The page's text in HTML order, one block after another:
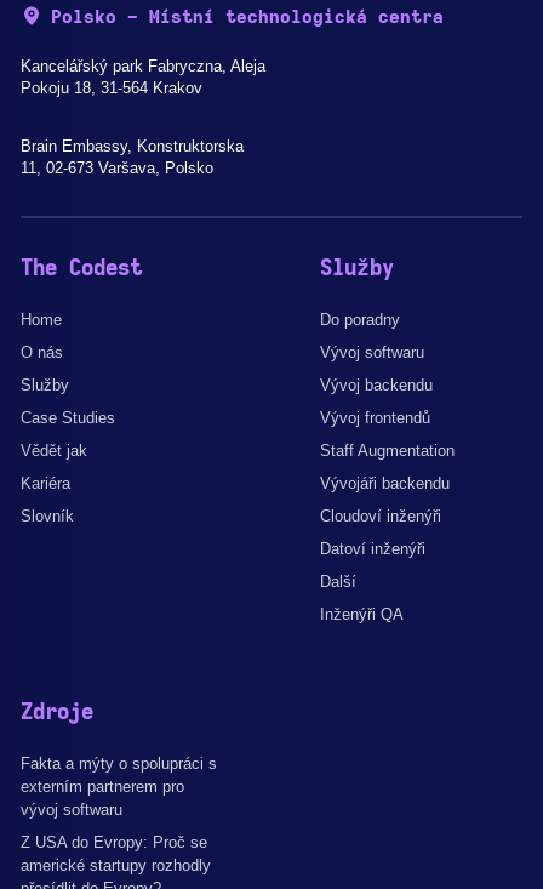
Polsko - Místní technologická centra
Kancelářský park Fabryczna, Aleja
Pokoju 18, 31-564 Krakov
Brain Embassy, Konstruktorska
11, 02-673 Varšava, Polsko
The Codest
Home
O nás
Služby
Case Studies
Vědět jak
Kariéra
Slovník
Služby
Do poradny
Vývoj softwaru
Vývoj backendu
Vývoj frontendů
Staff Augmentation
Vývojáři backendu
Cloudoví inženýři
Datoví inženýři
Další
Inženýři QA
Zdroje
Fakta a mýty o spolupráci s
externím partnerem pro
vývoj softwaru
Z USA do Evropy: Proč se
americké startupy rozhodly